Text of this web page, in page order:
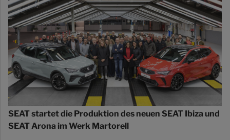
SEAT startet die Produktion des neuen SEAT Ibiza und
SEAT Arona im Werk Martorell